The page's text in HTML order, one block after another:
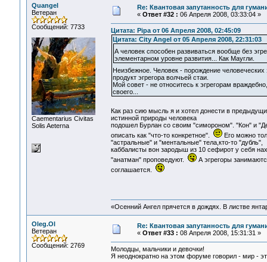
Quangel
Ветеран
Сообщений: 7733
Сaementarius Civitas
Solis Aeterna
Re: Квантовая запутанность для
« Ответ #32 : 06 Апреля 2008, 03:33:04 »
Цитата: Pipa от 06 Апреля 2008, 02:45:09
Цитата: City Angel от 05 Апреля 2008, 22:31:03
А человек способен развиваться вообще без
элементарном уровне развития... Как Маугли.
Неизбежное. Человек - порождение человеческих
продукт эгрегора волчьей стаи.
Мой совет - не относитесь к эгрегорам
своего...
Как раз сию мысль я и хотел донести в
истинной природы человека
подошел Бурлан со своим "симороном". "Кон" и
описать как "что-то конкретное".
Его можно
"астральные" и "ментальные" тела,кто-то "дубль",
каббалисты вон зародыш из 10 сефирот у себя
"анатман" проповедуют.
А эгрегоры
соглашается.
«Осенний Ангел прячется в дождях. В листве
Oleg.Ol
Ветеран
Сообщений: 2769
Re: Квантовая запутанность для
« Ответ #33 : 08 Апреля 2008, 15:31:31 »
Молодцы, мальчики и девочки!
Я неоднократно на этом форуме говорил - мир -